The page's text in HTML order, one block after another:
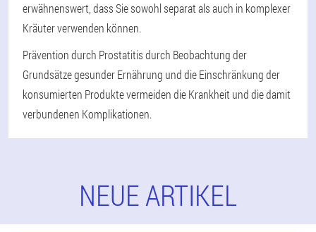
erwähnenswert, dass Sie sowohl separat als auch in komplexer
Kräuter verwenden können.
Prävention durch Prostatitis durch Beobachtung der
Grundsätze gesunder Ernährung und die Einschränkung der
konsumierten Produkte vermeiden die Krankheit und die damit
verbundenen Komplikationen.
NEUE ARTIKEL